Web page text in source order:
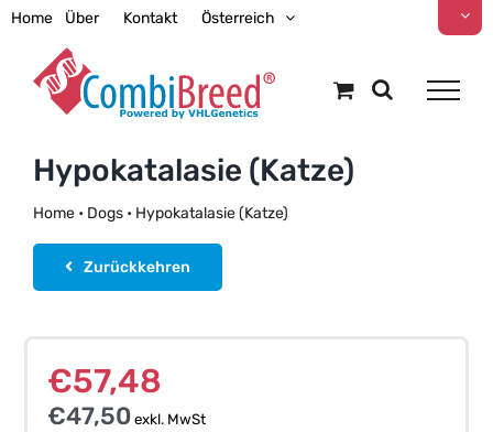
Zum
springen
Home Über Kontakt Österreich
Hypokatalasie (Katze)
Home• Dogs• Hypokatalasie (Katze)
Zurückkehren
€57,48
€47,50exkl. MwSt